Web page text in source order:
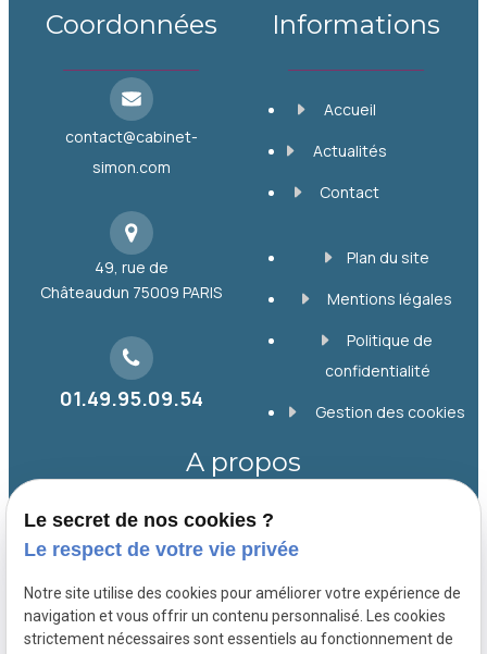
Coordonnées
contact@cabinet-
simon.com
49, rue de
Châteaudun 75009 PARIS
01.49.95.09.54
Informations
Accueil
Actualités
Contact
Plan du site
Mentions légales
Politique de
confidentialité
Gestion des cookies
A propos
Depuis 1998, le Cabinet SIMON, basé à Paris
9, accompagne collectivités, entreprises et
particuliers en droit public, foncier et
immobilier. Il offre un conseil personnalisé et
une défense efficace pour chaque dossier.
Le secret de nos cookies ?
Le respect de votre vie privée
Notre site utilise des cookies pour améliorer votre expérience de
navigation et vous offrir un contenu personnalisé. Les cookies
strictement nécessaires sont essentiels au fonctionnement de